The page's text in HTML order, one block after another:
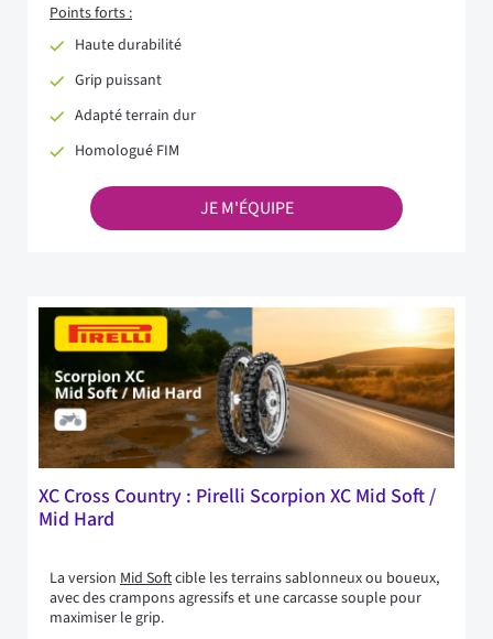
Points forts :
Haute durabilité
Grip puissant
Adapté terrain dur
Homologué FIM
JE M'ÉQUIPE
XC Cross Country : Pirelli Scorpion XC Mid Soft /
Mid Hard
La version Mid Softcible les terrains sablonneux ou boueux,
avec des crampons agressifs et une carcasse souple pour
maximiser le grip.